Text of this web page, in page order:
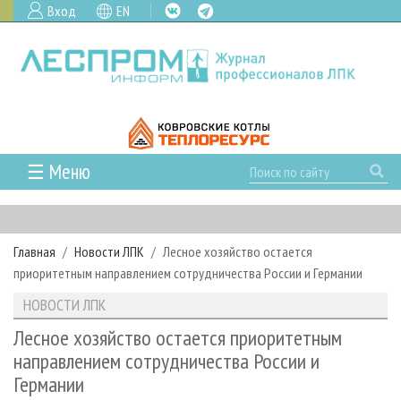
Вход EN
☰ Меню
ГЛАВНАЯ
РУБРИКИ И ТЕМЫ
РУБРИКИ ЖУРНАЛА
ЛЕСОЗАГОТОВКА
ЛЕСОПИЛЕНИЕ
ДЕРЕВООБРАБОТКА
НОВОСТИ
НОВОСТИ ЛПК
НОВОСТИ ЖУРНАЛА
НОВОСТИ КОМПАНИЙ
ПРОЕКТЫ ЛПИ
АНАЛИТИКА
ПРЕДПРИЯТИЯ ЛПК
ЛЕСНЫЕ РЕГИОНЫ РОССИИ
АРХИВ ЖУРНАЛОВ
СТАТЬИ
О ЖУРНАЛЕ
ПОДПИСКА
РЕКЛАМОДАТЕЛЯМ
Главная Новости ЛПК
Лесное хозяйство остается
приоритетным направлением сотрудничества России и Германии
НОВОСТИ ЛПК
Лесное хозяйство остается приоритетным
направлением сотрудничества России и
Германии